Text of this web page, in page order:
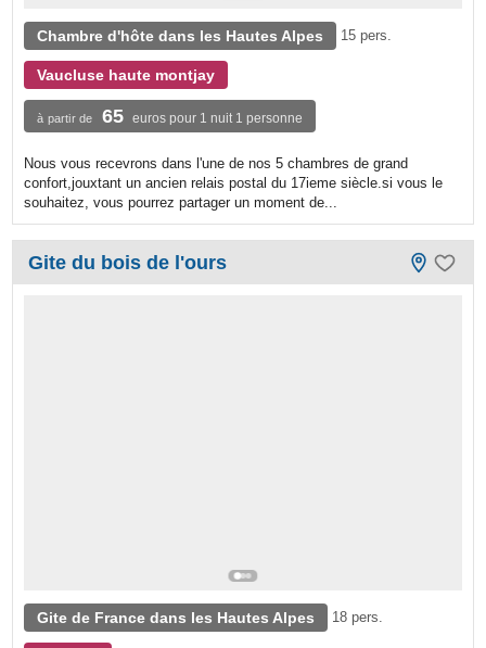
Chambre d'hôte dans les Hautes Alpes 15 pers.
Vaucluse haute montjay
à partir de 65 euros pour 1 nuit 1 personne
Nous vous recevrons dans l'une de nos 5 chambres de grand
confort,jouxtant un ancien relais postal du 17ieme siècle.si vous le
souhaitez, vous pourrez partager un moment de...
Gite du bois de l'ours
Gite de France dans les Hautes Alpes 18 pers.